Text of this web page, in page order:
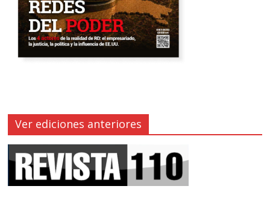
Ver ediciones anteriores